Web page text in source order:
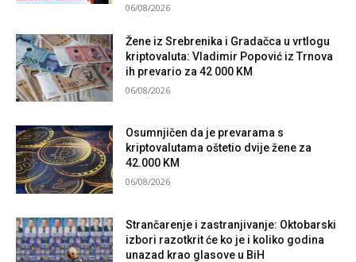
06/08/2026
Žene iz Srebrenika i Gradačca u vrtlogu
kriptovaluta: Vladimir Popović iz Trnova
ih prevario za 42 000 KM
06/08/2026
Osumnjičen da je prevarama s
kriptovalutama oštetio dvije žene za
42.000 KM
06/08/2026
Strančarenje i zastranjivanje: Oktobarski
izbori razotkrit će ko je i koliko godina
unazad krao glasove u BiH